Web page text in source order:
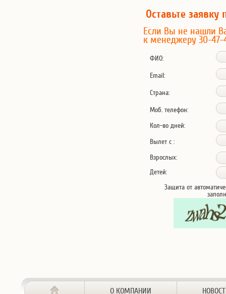
Оставьте заявку
Если Вы не нашли
к менеджеру 30-47-
ФИО:
Email:
Страна:
Моб. телефон:
Кол-во дней:
Вылет с :
Взрослых:
Детей:
Защита от
О КОМПАНИИ